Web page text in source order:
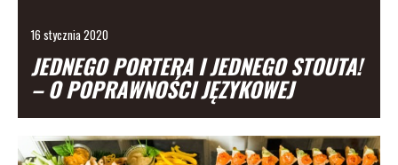
16 stycznia 2020
JEDNEGO PORTERA I JEDNEGO STOUTA!
– O POPRAWNOŚCI JĘZYKOWEJ